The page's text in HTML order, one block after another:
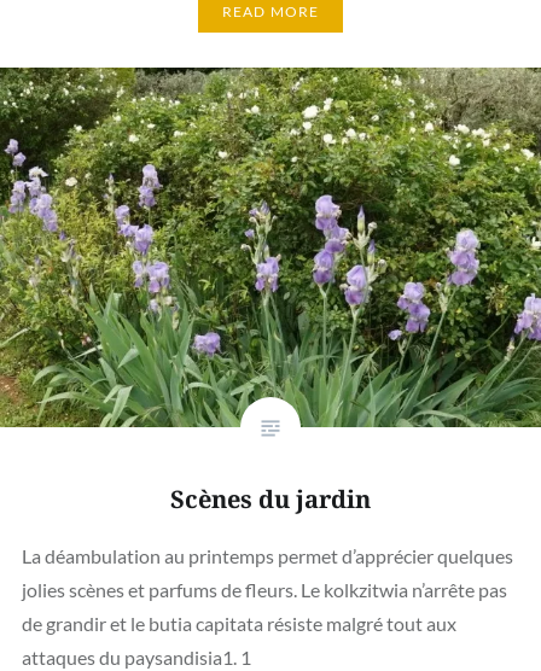
READ MORE
Scènes du jardin
La déambulation au printemps permet d’apprécier quelques
jolies scènes et parfums de fleurs. Le kolkzitwia n’arrête pas
de grandir et le butia capitata résiste malgré tout aux
attaques du paysandisia1. 1